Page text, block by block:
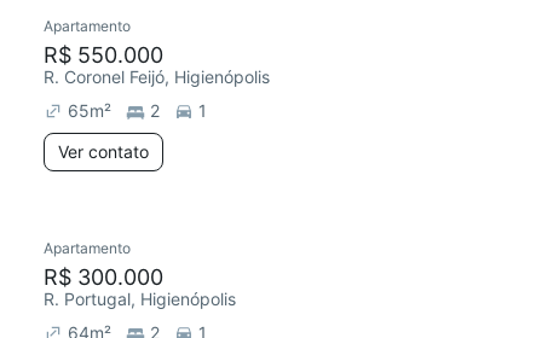
Apartamento
R$ 550.000
R. Coronel Feijó, Higienópolis
65m² 2
1
Ver contato
Apartamento
R$ 300.000
R. Portugal, Higienópolis
64m² 2 1